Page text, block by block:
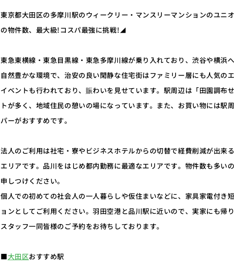
東京都大田区の多摩川駅のウィークリー・マンスリーマンションのユ
の物件数、最大級!コスパ最強に挑戦!◢
東急東横線・東急目黒線・東急多摩川線が乗り入れており、渋谷や横浜
自然豊かな環境で、治安の良い閑静な住宅街はファミリー層にも人気の
イベントも行われており、賑わいを見せています。駅周辺は「田園調布
トが多く、地域住民の憩いの場になっています。また、お買い物には
パーがおすすめです。
法人のご利用は社宅・寮やビジネスホテルからの切替で経費削減が出来
エリアです。品川をはじめ都内勤務に最適なエリアです。物件数も多い
申しつけください。
個人での初めての社会人の一人暮らしや仮住まいなどに、家具家電付き
ョンとしてご利用ください。羽田空港と品川駅に近いので、実家にも帰
スタッフ一同皆様のご予約をお待ちしております。
■大田区おすすめ駅